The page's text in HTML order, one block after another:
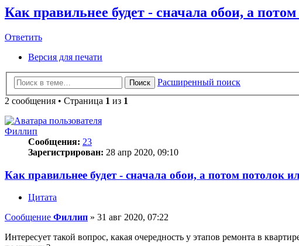
Как правильнее будет - сначала обои, а
Ответить
Ответить
Версия для печати
Поиск
Расширенный поиск
2 сообщения • Страница 1 из 1
Филлип
Сообщения: 23
Зарегистрирован: 28 апр 2020, 09:10
Как правильнее будет - сначала обои, а потом потолок
Цитата
Сообщение Филлип » 31 авг 2020, 07:22
Интересует такой вопрос, какая очередность у этапов ремонта в